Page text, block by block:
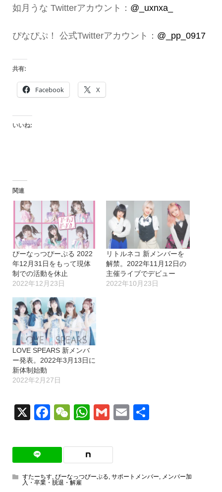
如月うな Twitterアカウント： @_uxnxa_
ぴなぴぷ！ 公式Twitterアカウント： @_pp_0917
共有:
Facebook X
いいね:
関連
ぴーなっつぴーぷる 2022
年12月31日をもって現体
制での活動を休止
2022年12月23日
リトルネコ 新メンバーを
解禁。2022年11月12日の
主催ライブでデビュー
2022年10月23日
LOVE SPEARS 新メンバ
ー発表。2022年3月13日に
新体制始動
2022年2月27日
X Facebook
WeChat
WhatsApp
GmailEmail
すたーちす, ぴーなっつぴーぷる サポートメンバー
メンバー加
入・卒業・脱退・解雇